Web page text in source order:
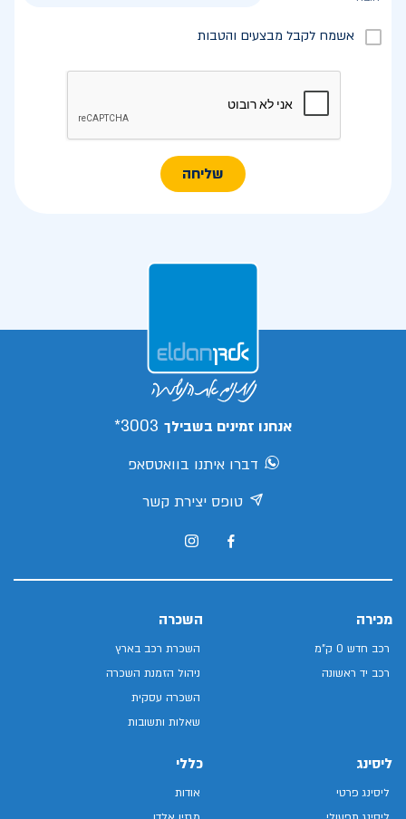
אשמח לקבל מבצעים והטבות
שליחה
אנחנו זמינים בשבילך 3003*
דברו איתנו בוואטסאפ
טופס יצירת קשר
מכירה
רכב חדש 0 ק"מ
רכב יד ראשונה
השכרה
השכרת רכב בארץ
ניהול הזמנת השכרה
השכרה עסקית
שאלות ותשובות
ליסינג
ליסינג פרטי
כללי
אודות